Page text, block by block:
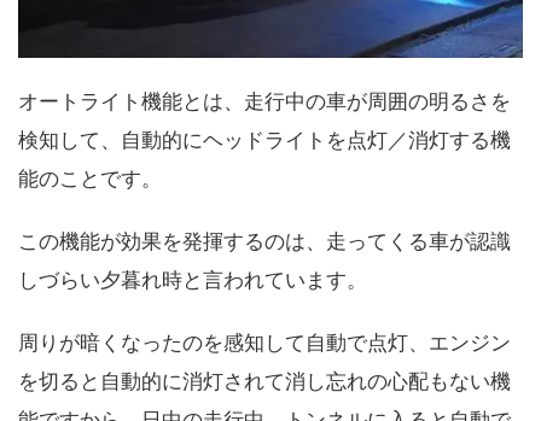
オートライト機能とは、走行中の車が周囲の明るさを
検知して、自動的にヘッドライトを点灯／消灯する機
能のことです。
この機能が効果を発揮するのは、走ってくる車が認識
しづらい夕暮れ時と言われています。
周りが暗くなったのを感知して自動で点灯、エンジン
を切ると自動的に消灯されて消し忘れの心配もない機